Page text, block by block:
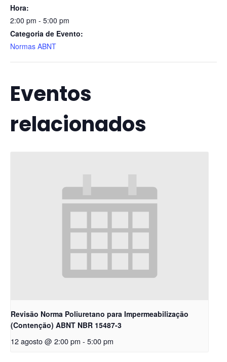
Hora:
2:00 pm - 5:00 pm
Categoria de Evento:
Normas ABNT
Eventos
relacionados
Revisão Norma Poliuretano para Impermeabilização
(Contenção) ABNT NBR 15487-3
12 agosto @ 2:00 pm - 5:00 pm